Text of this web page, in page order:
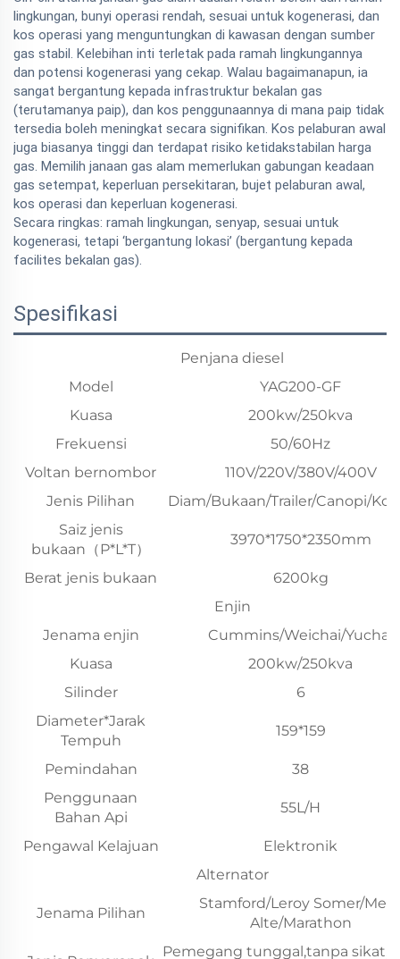
lingkungan, bunyi operasi rendah, sesuai untuk kogenerasi, dan
kos operasi yang menguntungkan di kawasan dengan sumber
gas stabil. Kelebihan inti terletak pada ramah lingkungannya
dan potensi kogenerasi yang cekap. Walau bagaimanapun, ia
sangat bergantung kepada infrastruktur bekalan gas
(terutamanya paip), dan kos penggunaannya di mana paip tidak
tersedia boleh meningkat secara signifikan. Kos pelaburan awal
juga biasanya tinggi dan terdapat risiko ketidakstabilan harga
gas. Memilih janaan gas alam memerlukan gabungan keadaan
gas setempat, keperluan persekitaran, bujet pelaburan awal,
kos operasi dan keperluan kogenerasi.
Secara ringkas: ramah lingkungan, senyap, sesuai untuk
kogenerasi, tetapi ‘bergantung lokasi’ (bergantung kepada
facilites bekalan gas).
Spesifikasi
Penjana diesel
Model
YAG200-GF
Kuasa
200kw/250kva
Frekuensi
50/60Hz
Voltan bernombor
110V/220V/380V/400V
Jenis Pilihan
Diam/Bukaan/Trailer/Canopi/
Saiz jenis
bukaan（P*L*T）
3970*1750*2350mm
Berat jenis bukaan
6200kg
Enjin
Jenama enjin
Cummins/Weichai/Yuchai
Kuasa
200kw/250kva
Silinder
6
Diameter*Jarak
Tempuh
159*159
Pemindahan
38
Penggunaan
Bahan Api
55L/H
Pengawal Kelajuan
Elektronik
Alternator
Jenama Pilihan
Stamford/Leroy Somer/
Alte/Marathon
Pemegang tunggal,tanpa